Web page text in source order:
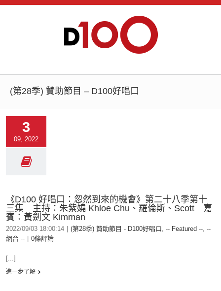
(第28季) 贊助節目 – D100好唱口
3
09, 2022
《D100 好唱口：忽然到來的機會》第二十八季第十
三集 主持：朱紫嬈 Khloe Chu、羅倫斯、Scott 嘉
賓：黃劍文 Kimman
2022/09/03 18:00:14 (第28季) 贊助節目 - D100好唱口, -- Featured --, --
網台 --
0條評論
[...]
進一步了解